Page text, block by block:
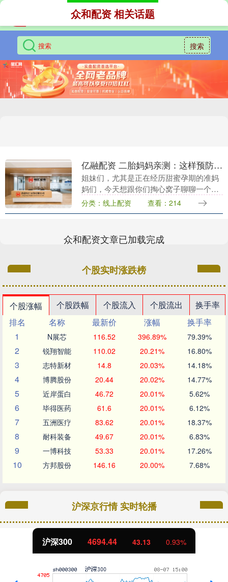
搜索
众和配资 相关话题
亿融配资 二胎妈妈亲测：这样预防妊娠纹真有用！
姐妹们，尤其是正在经历甜蜜孕期的准妈
妈们，今天想跟你们掏心窝子聊聊一个让
很多姐妹都头疼的问题——妊娠纹！作为
一个过来人（两胎经验），我真心实意地
分类：线上配资 查看：214
众和配资文章已加载完成
个股实时涨跌榜
个股涨幅 个股跌幅 个股流入 个股流出
换手率
排名
名称 最新价 涨幅
换手率
1
N展芯 116.52 396.89% 79.39%
2 锐翔智能 110.02 20.21% 16.80%
3 志特新材 14.8 20.03% 14.18%
4 博腾股份 20.44 20.02% 14.77%
5 近岸蛋白 46.72 20.01% 5.62%
6 毕得医药 61.6 20.01% 6.12%
7 五洲医疗 83.62 20.01% 18.37%
8 耐科装备 49.67 20.01% 6.83%
9 一博科技 53.33 20.01% 17.26%
10 方邦股份 146.16 20.00% 7.68%
沪深京行情 实时轮播
沪深300 4694.44 43.13 0.93%